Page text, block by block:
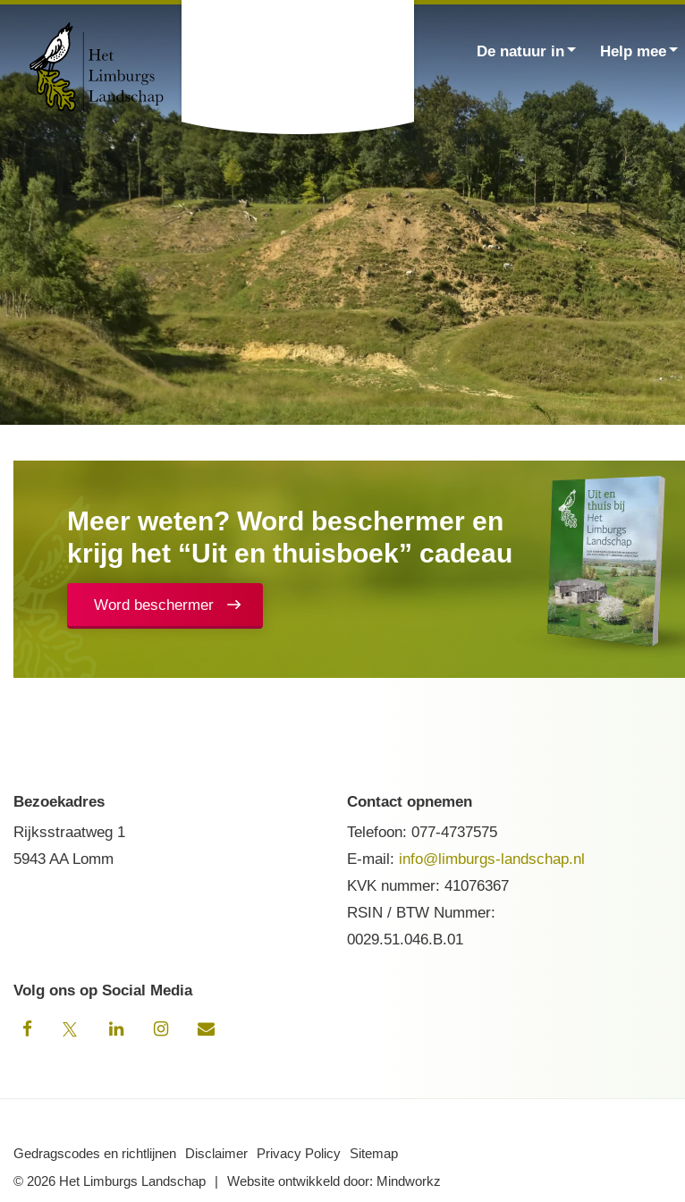
Zoek
De natuur in Help mee
Meer weten? Word beschermer en
krijg het “Uit en thuisboek” cadeau
Word beschermer
Bezoekadres
Rijksstraatweg 1
5943 AA Lomm
Contact opnemen
Telefoon:077-4737575
E-mail: info@limburgs-landschap.nl
KVK nummer: 41076367
RSIN / BTW Nummer:
0029.51.046.B.01
Volg ons op Social Media
Gedragscodes en richtlijnen Disclaimer Privacy Policy
Sitemap
© 2026 Het Limburgs Landschap
Website ontwikkeld door: Mindworkz